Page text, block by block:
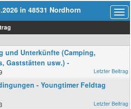
in 48531 Nordhorn
und Unterkünfte (Camping,
Gaststätten usw.) -
- Youngtimer Feldtag